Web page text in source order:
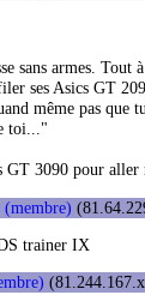
sans armes.
ses Asics GT
même pas que
toi..."
GT 3090 pour aller
(membre)
trainer IX